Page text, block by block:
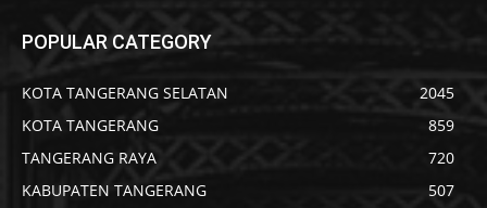
POPULAR CATEGORY
KOTA TANGERANG SELATAN
2045
KOTA TANGERANG
859
TANGERANG RAYA
720
KABUPATEN TANGERANG
507